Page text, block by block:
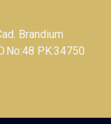
Brandium
PK:34750